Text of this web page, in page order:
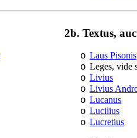
2b. Textus,
o Laus Pisonis
o Leges, vide
o Livius
o Livius
o Lucanus
o Lucilius
o Lucretius